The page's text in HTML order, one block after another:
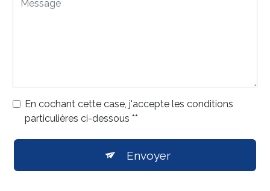
En cochant cette case, j'accepte les conditions
particulières ci-dessous **
Envoyer